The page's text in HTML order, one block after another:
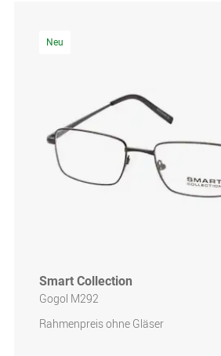
Neu
Smart Collection
Gogol M292
Rahmenpreis ohne Gläser